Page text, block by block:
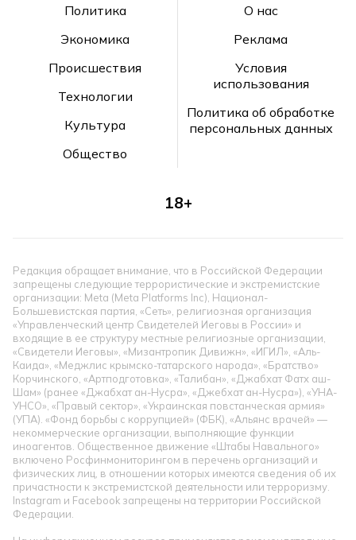
Политика
Экономика
Происшествия
Технологии
Культура
Общество
О нас
Реклама
Условия
использования
Политика об обработке
персональных данных
18+
Редакция обращает внимание, что в Российской Федерации
запрещены следующие террористические и экстремистские
организации: Meta (Meta Platforms Inc), Национал-
Большевистская партия, «Сеть», религиозная организация
«Управленческий центр Свидетелей Иеговы в России» и
входящие в ее структуру местные религиозные организации,
«Свидетели Иеговы», «Мизантропик Дивижн», «ИГИЛ», «Аль-
Каида», «Меджлис крымско-татарского народа», «Братство»
Корчинского, «Артподготовка», «Талибан», «Джабхат Фатх аш-
Шам» (ранее «Джабхат ан-Нусра», «Джебхат ан-Нусра»), «УНА-
УНСО», «Правый сектор», «Украинская повстанческая армия»
(УПА). «Фонд борьбы с коррупцией» (ФБК), «Альянс врачей» —
некоммерческие организации, выполняющие функции
иноагентов. Общественное движение «Штабы Навального»
включено Росфинмониторингом в перечень организаций и
физических лиц, в отношении которых имеются сведения об их
причастности к экстремистской деятельности или терроризму.
Instagram и Facebook запрещены на территории Российской
Федерации.